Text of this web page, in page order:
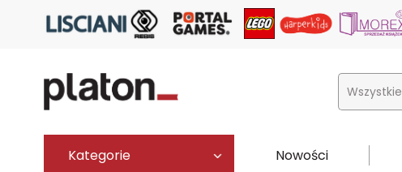
Kategorie Nowości